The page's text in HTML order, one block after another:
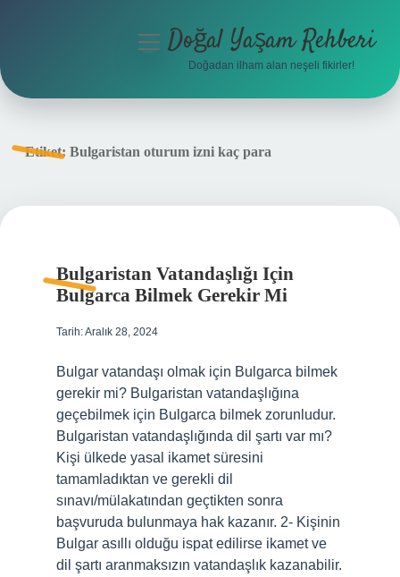
menüyüDoğal Yaşam Rehberi
Doğadan ilham alan neşeli fikirler!
Etiket: Bulgaristan oturum izni kaç para
Bulgaristan Vatandaşlığı Için
Bulgarca Bilmek Gerekir Mi
Tarih: Aralık 28, 2024
Bulgar vatandaşı olmak için Bulgarca bilmek
gerekir mi? Bulgaristan vatandaşlığına
geçebilmek için Bulgarca bilmek zorunludur.
Bulgaristan vatandaşlığında dil şartı var mı?
Kişi ülkede yasal ikamet süresini
tamamladıktan ve gerekli dil
sınavı/mülakatından geçtikten sonra
başvuruda bulunmaya hak kazanır. 2- Kişinin
Bulgar asıllı olduğu ispat edilirse ikamet ve
dil şartı aranmaksızın vatandaşlık kazanabilir.